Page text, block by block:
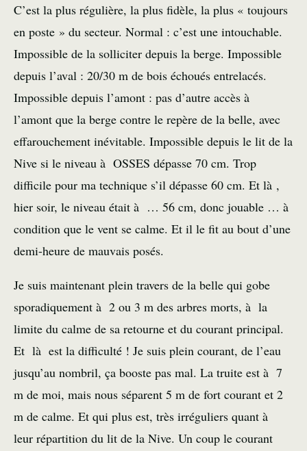
C’est la plus régulière, la plus fidèle, la plus « toujours
en poste » du secteur. Normal : c’est une intouchable.
Impossible de la solliciter depuis la berge. Impossible
depuis l’aval : 20/30 m de bois échoués entrelacés.
Impossible depuis l’amont : pas d’autre accès à
l’amont que la berge contre le repère de la belle, avec
effarouchement inévitable. Impossible depuis le lit de la
Nive si le niveau à OSSES dépasse 70 cm. Trop
difficile pour ma technique s’il dépasse 60 cm. Et là ,
hier soir, le niveau était à … 56 cm, donc jouable … à
condition que le vent se calme. Et il le fit au bout d’une
demi-heure de mauvais posés.
Je suis maintenant plein travers de la belle qui gobe
sporadiquement à 2 ou 3 m des arbres morts, à la
limite du calme de sa retourne et du courant principal.
Et là est la difficulté ! Je suis plein courant, de l’eau
jusqu’au nombril, ça booste pas mal. La truite est à 7
m de moi, mais nous séparent 5 m de fort courant et 2
m de calme. Et qui plus est, très irréguliers quant à
leur répartition du lit de la Nive. Un coup le courant